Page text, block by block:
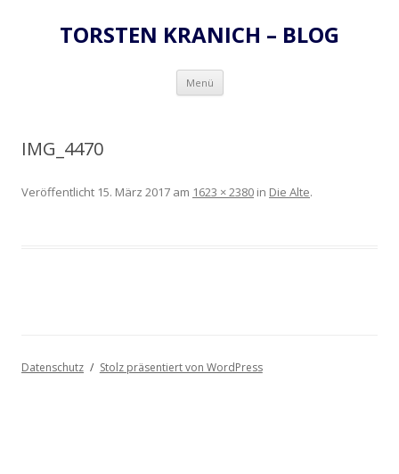
TORSTEN KRANICH – BLOG
Menü Zum
springen
IMG_4470
Veröffentlicht 15. März 2017 am 1623 × 2380 in Die Alte.
Datenschutz Stolz präsentiert von WordPress